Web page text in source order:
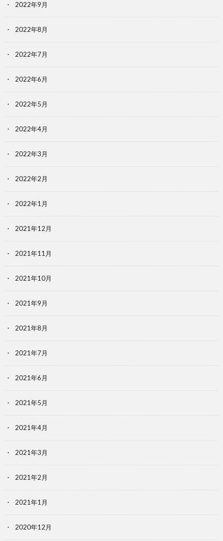
2022年9月
2022年8月
2022年7月
2022年6月
2022年5月
2022年4月
2022年3月
2022年2月
2022年1月
2021年12月
2021年11月
2021年10月
2021年9月
2021年8月
2021年7月
2021年6月
2021年5月
2021年4月
2021年3月
2021年2月
2021年1月
2020年12月